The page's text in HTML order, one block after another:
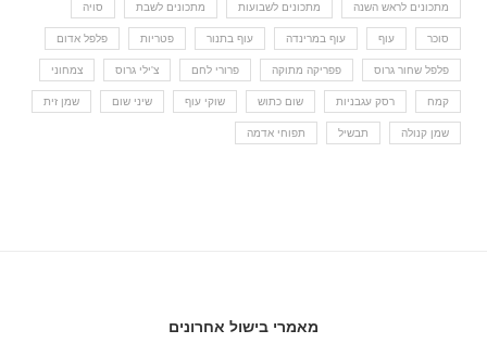
מתכונים לראש השנה מתכונים לשבועות מתכונים לשבת סויה
סוכר עוף עוף במרינדה עוף בתנור פטריות פלפל אדום
פלפל שחור גרוס פפריקה מתוקה פרורי לחם צ'ילי גרוס צמחוני
קמח רסק עגבניות שום כתוש שוקי עוף שיני שום שמן זית
שמן קנולה תבשיל תפוחי אדמה
מאמרי בישול אחרונים